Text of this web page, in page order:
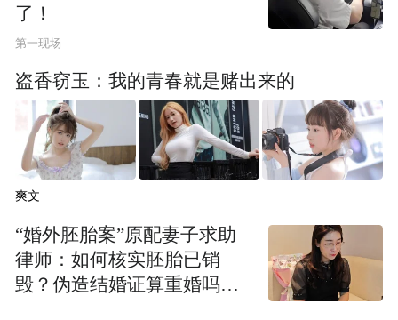
了！
第一现场
盗香窃玉：我的青春就是赌出来的
爽文
“婚外胚胎案”原配妻子求助
律师：如何核实胚胎已销
毁？伪造结婚证算重婚吗？